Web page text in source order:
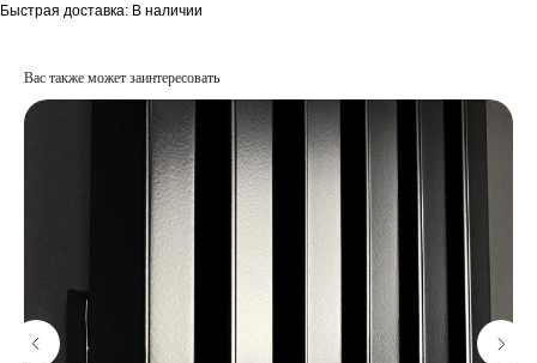
Быстрая доставка: В наличии
Вас также может заинтересовать